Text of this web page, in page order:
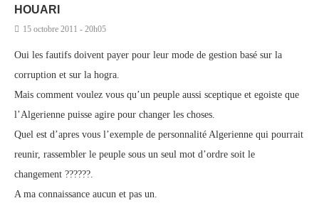
HOUARI
15 octobre 2011 - 20h05
Oui les fautifs doivent payer pour leur mode de gestion basé sur la
corruption et sur la hogra.
Mais comment voulez vous qu’un peuple aussi sceptique et egoiste que
l’Algerienne puisse agire pour changer les choses.
Quel est d’apres vous l’exemple de personnalité Algerienne qui pourrait
reunir, rassembler le peuple sous un seul mot d’ordre soit le
changement ??????.
A ma connaissance aucun et pas un.